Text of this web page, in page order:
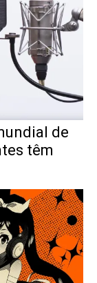
de
têm